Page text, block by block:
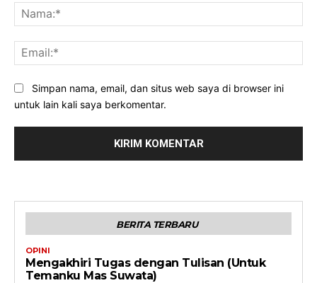
Simpan nama, email, dan situs web saya di browser ini
untuk lain kali saya berkomentar.
BERITA TERBARU
OPINI
Mengakhiri Tugas dengan Tulisan (Untuk
Temanku Mas Suwata)